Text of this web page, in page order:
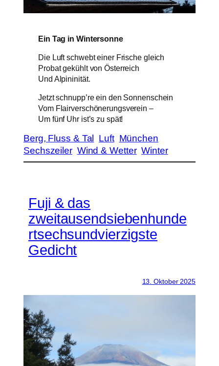
Ein Tag in Wintersonne
Die Luft schwebt einer Frische gleich
Probat gekühlt von Österreich
Und Alpininität.
Jetzt schnupp’re ein den Sonnenschein
Vom Flairverschönerungsverein –
Um fünf Uhr ist’s zu spät!
Berg, Fluss & Tal Luft München
Sechszeiler Wind & Wetter Winter
Fuji & das
zweitausendsiebenhunde
rtsechsundvierzigste
Gedicht
13. Oktober 2025